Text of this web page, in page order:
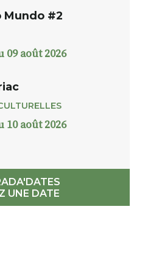
Mundo #2
09 août 2026
10 août 2026
UNE DATE